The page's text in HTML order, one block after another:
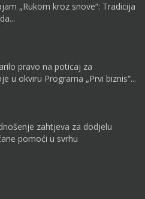
„Rukom kroz snove“: Tradicija
pravo na poticaj za
u okviru Programa „Prvi biznis“...
zahtjeva za dodjelu
pomoći u svrhu